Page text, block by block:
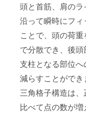
頭と首筋、肩のラ
沿って瞬時にフィ
ことで、頭の荷
で分散でき、後
支柱となる部位へ
減らすことができ
三角格子構造は、
比べて点の数が